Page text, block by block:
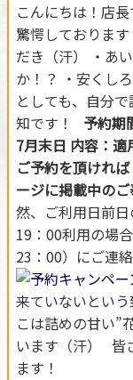
こんにちは！店
驚愕しておりま
だき（汗） ・あ
か！？ ・安くし
としても、自分
知です！ 予約期
7月末日 内容：適
ご予約を頂ければ
ージに掲載中の
然、ご利用日前
19：00利用の場
23：00）にご連
来ていないとい
こは詰めの甘い”
います（汗） 皆
ます！